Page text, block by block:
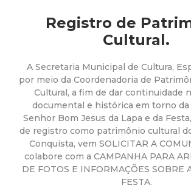
r
a
M
u
Registro de
Cultural.
A Secretaria Municipal de Cultura,
por meio da Coordenadoria de
Cultural, a fim de dar continuidade
documental e histórica em torno da
Senhor Bom Jesus da Lapa e da
de registro como patrimônio cultural
Conquista, vem SOLICITAR A
colabore com a CAMPANHA PARA
DE FOTOS E INFORMAÇÕES SOBRE
FESTA.